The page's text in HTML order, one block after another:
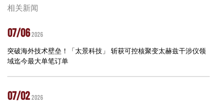
相关新闻
07/062026
突破海外技术壁垒！「太景科技」 斩获可控核聚变太赫兹干涉仪领
域迄今最大单笔订单
07/022026